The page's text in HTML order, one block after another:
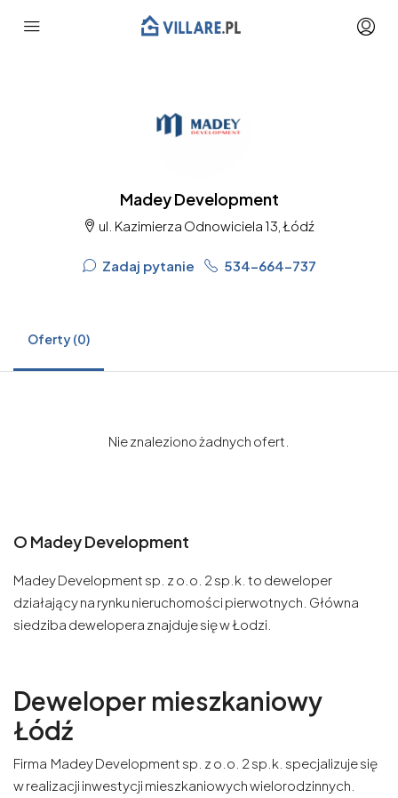
Madey Development
ul. Kazimierza Odnowiciela 13, Łódź
Zadaj pytanie 534-664-737
Oferty (0)
Nie znaleziono żadnych ofert.
O Madey Development
Madey Development sp. z o.o. 2 sp.k. to deweloper
działający na rynku nieruchomości pierwotnych. Główna
siedziba dewelopera znajduje się w Łodzi.
Deweloper mieszkaniowy
Łódź
Firma Madey Development sp. z o.o. 2 sp.k. specjalizuje się
w realizacji inwestycji mieszkaniowych wielorodzinnych.